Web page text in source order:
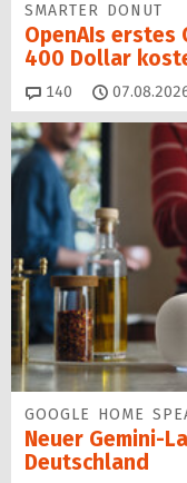
SMARTER DONUT
OpenAIs erstes
400 Dollar
140 Kommentare
GOOGLE HOME
Neuer Gemini-
Deutschland